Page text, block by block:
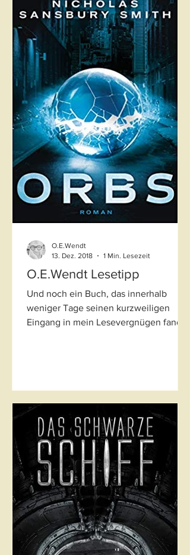
O.E.Wendt Lesetipp
Und noch ein Buch, das innerhalb
weniger Tage seinen kurzweiligen
Eingang in mein Lesevergnügen fand.
O.E.Wendt
13. Dez. 2018
1 Min. Lesezeit